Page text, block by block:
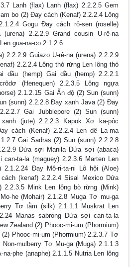
Lanh (flax) Lanh (flax) 2.2.2.5 Gem
bo (2) Đay cách (Kenaf) 2.2.2.4 Lông
Gogu Đay cách rô-sen (roselle)
(urena) 2.2.2.9 Grand cousin U-rê-na
gua-na-co 2.1.2.6
2.2.2.9 Guiazo U-rê-na (urena) 2.2.2.9
2.2.2.4 Lông thỏ rừng Len lông thỏ
dầu (hemp) Gai dầu (hemp) 2.2.2.1
(Henequen) 2.2.3.5 Lông ngựa
2.1.2.15 Gai Ấn độ (2) Sun (sunn)
(sunn) 2.2.2.8 Đay xanh Java (2) Đay
Gai Jubblepore (2) Sun (sunn)
(jute) 2.2.2.3 Kapok Xơ ka-pôc
cách (Kenaf) 2.2.2.4 Len dê La-ma
Gai Sadras (2) Sun (sunn) 2.2.2.8
Dứa sợi Manila Dứa sợi (abaca)
ta-la (maguey) 2.2.3.6 Marten Len
2.1.2.24 Đay Mô-ri-ta-ni Lô hội (Aloe)
(kenaf) 2.2.2.4 Sisal Mexico Dứa
2.2.3.5 Mink Len lông bò rừng (Mink)
he (Mohair) 2.1.2.8 Muga Tơ mu-ga
Tơ tằm (silk) 2.1.1.1 Muskrat Len
Manas sabrong Dứa sợi can-ta-la
Zealand (2) Phooc-mi-um (Phormium)
Phooc-mi-um (Phormium) 2.2.3.7 Tơ
mulberry Tơ Mu-ga (Muga) 2.1.1.3
phe (anaphe) 2.1.1.5 Nutria Len lông